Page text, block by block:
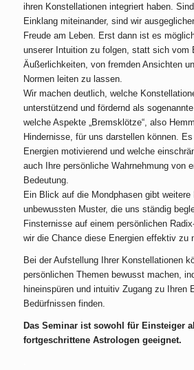
ihren Konstellationen integriert haben.
Einklang miteinander, sind wir
Freude am Leben. Erst dann ist es
unserer Intuition zu folgen, statt sich vom
Äußerlichkeiten, von fremden Ansichten
Normen leiten zu lassen.
Wir machen deutlich, welche
unterstützend und fördernd als sogenannte
welche Aspekte „Bremsklötze“, also
Hindernisse, für uns darstellen können.
Energien motivierend und welche
auch Ihre persönliche Wahrnehmung von
Bedeutung.
Ein Blick auf die Mondphasen gibt weitere
unbewussten Muster, die uns ständig
Finsternisse auf einem persönlichen
wir die Chance diese Energien effektiv zu
Bei der Aufstellung Ihrer Konstellationen
persönlichen Themen bewusst machen,
hineinspüren und intuitiv Zugang zu Ihren
Bedürfnissen finden.
Das Seminar ist sowohl für Einsteiger
fortgeschrittene Astrologen geeignet.